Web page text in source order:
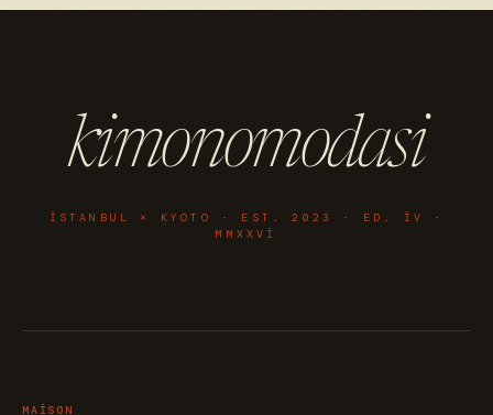
kimonomodasi
ISTANBUL × KYOTO · EST. 2023 · ED. IV ·
MMXXVI
MAISON